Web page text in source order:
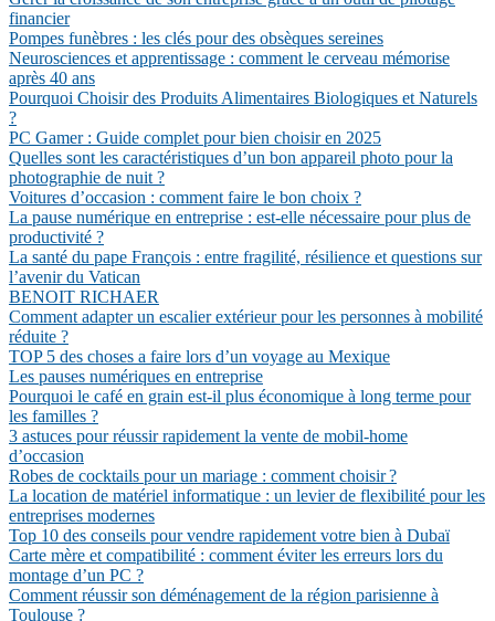
financier
Pompes funèbres : les clés pour des obsèques sereines
Neurosciences et apprentissage : comment le cerveau mémorise
après 40 ans
Pourquoi Choisir des Produits Alimentaires Biologiques et Naturels
?
PC Gamer : Guide complet pour bien choisir en 2025
Quelles sont les caractéristiques d’un bon appareil photo pour la
photographie de nuit ?
Voitures d’occasion : comment faire le bon choix ?
La pause numérique en entreprise : est-elle nécessaire pour plus de
productivité ?
La santé du pape François : entre fragilité, résilience et questions sur
l’avenir du Vatican
BENOIT RICHAER
Comment adapter un escalier extérieur pour les personnes à mobilité
réduite ?
TOP 5 des choses a faire lors d’un voyage au Mexique
Les pauses numériques en entreprise
Pourquoi le café en grain est-il plus économique à long terme pour
les familles ?
3 astuces pour réussir rapidement la vente de mobil-home
d’occasion
Robes de cocktails pour un mariage : comment choisir ?
La location de matériel informatique : un levier de flexibilité pour les
entreprises modernes
Top 10 des conseils pour vendre rapidement votre bien à Dubaï
Carte mère et compatibilité : comment éviter les erreurs lors du
montage d’un PC ?
Comment réussir son déménagement de la région parisienne à
Toulouse ?